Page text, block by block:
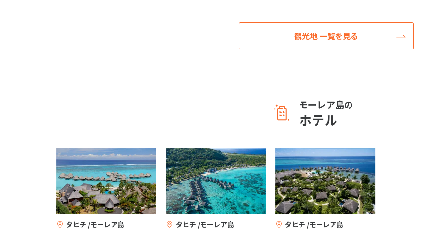
観光地 一覧を見る
モーレア島の
ホテル
タヒチ /モーレア島
タヒチ /モーレア島
タヒチ /モーレア島